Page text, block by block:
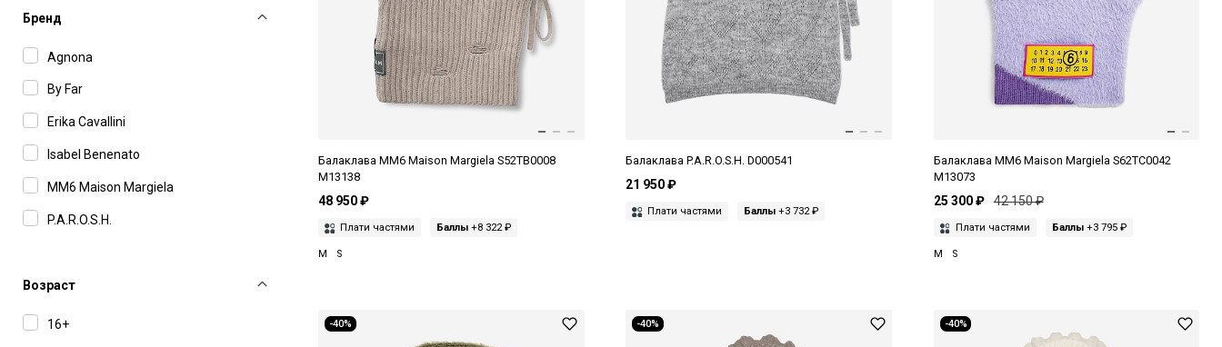
Бренд
Agnona
By Far
Erika Cavallini
Isabel Benenato
MM6 Maison Margiela
P.A.R.O.S.H.
Возраст
16+
Балаклава MM6 Maison Margiela S52TB0008
M13138
48 950 ₽
Плати частями Баллы +8 322 ₽
M S
Балаклава P.A.R.O.S.H. D000541
21 950 ₽
Плати частями Баллы +3 732 ₽
Балаклава MM6 Maison Margiela S62TC0042
M13073
25 300 ₽ 42 150 ₽
Плати частями Баллы+3 795 ₽
M S
-40% -40% -40%